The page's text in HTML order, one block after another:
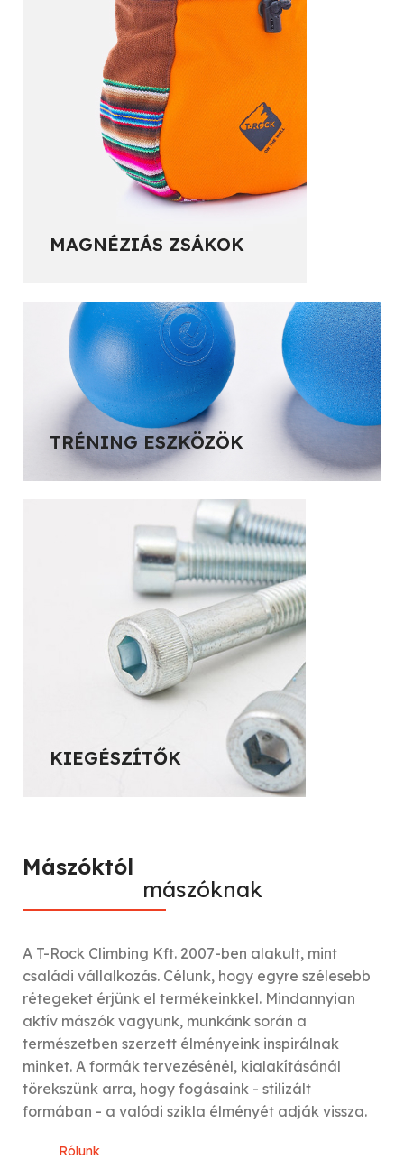
MAGNÉZIÁS ZSÁKOK
TRÉNING ESZKÖZÖK
KIEGÉSZÍTŐK
Mászóktól
mászóknak
A T-Rock Climbing Kft. 2007-ben alakult, mint
családi vállalkozás. Célunk, hogy egyre szélesebb
rétegeket érjünk el termékeinkkel. Mindannyian
aktív mászók vagyunk, munkánk során a
természetben szerzett élményeink inspirálnak
minket. A formák tervezésénél, kialakításánál
törekszünk arra, hogy fogásaink - stilizált
formában - a valódi szikla élményét adják vissza.
Rólunk